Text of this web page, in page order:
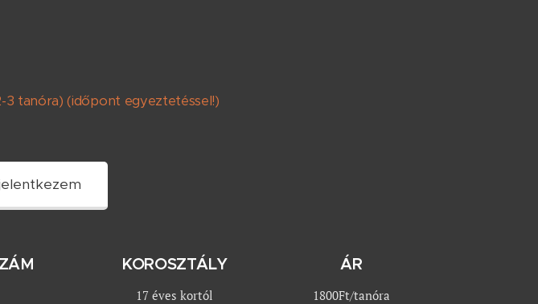
3 tanóra) (időpont egyeztetéssel!)
KOROSZTÁLY
17 éves kortól
ÁR
1800Ft/tanóra